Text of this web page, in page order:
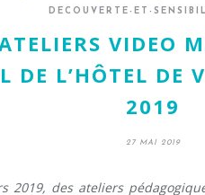
DECOUVERTE-ET-
VIDEO
DE L’HÔTEL DE
2019
27 MAI 2019
2019, des ateliers